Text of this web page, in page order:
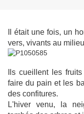
Il était une fois, un
vers, vivants au
Ils cueillent les
faire du pain et les
des confitures.
L'hiver venu, la